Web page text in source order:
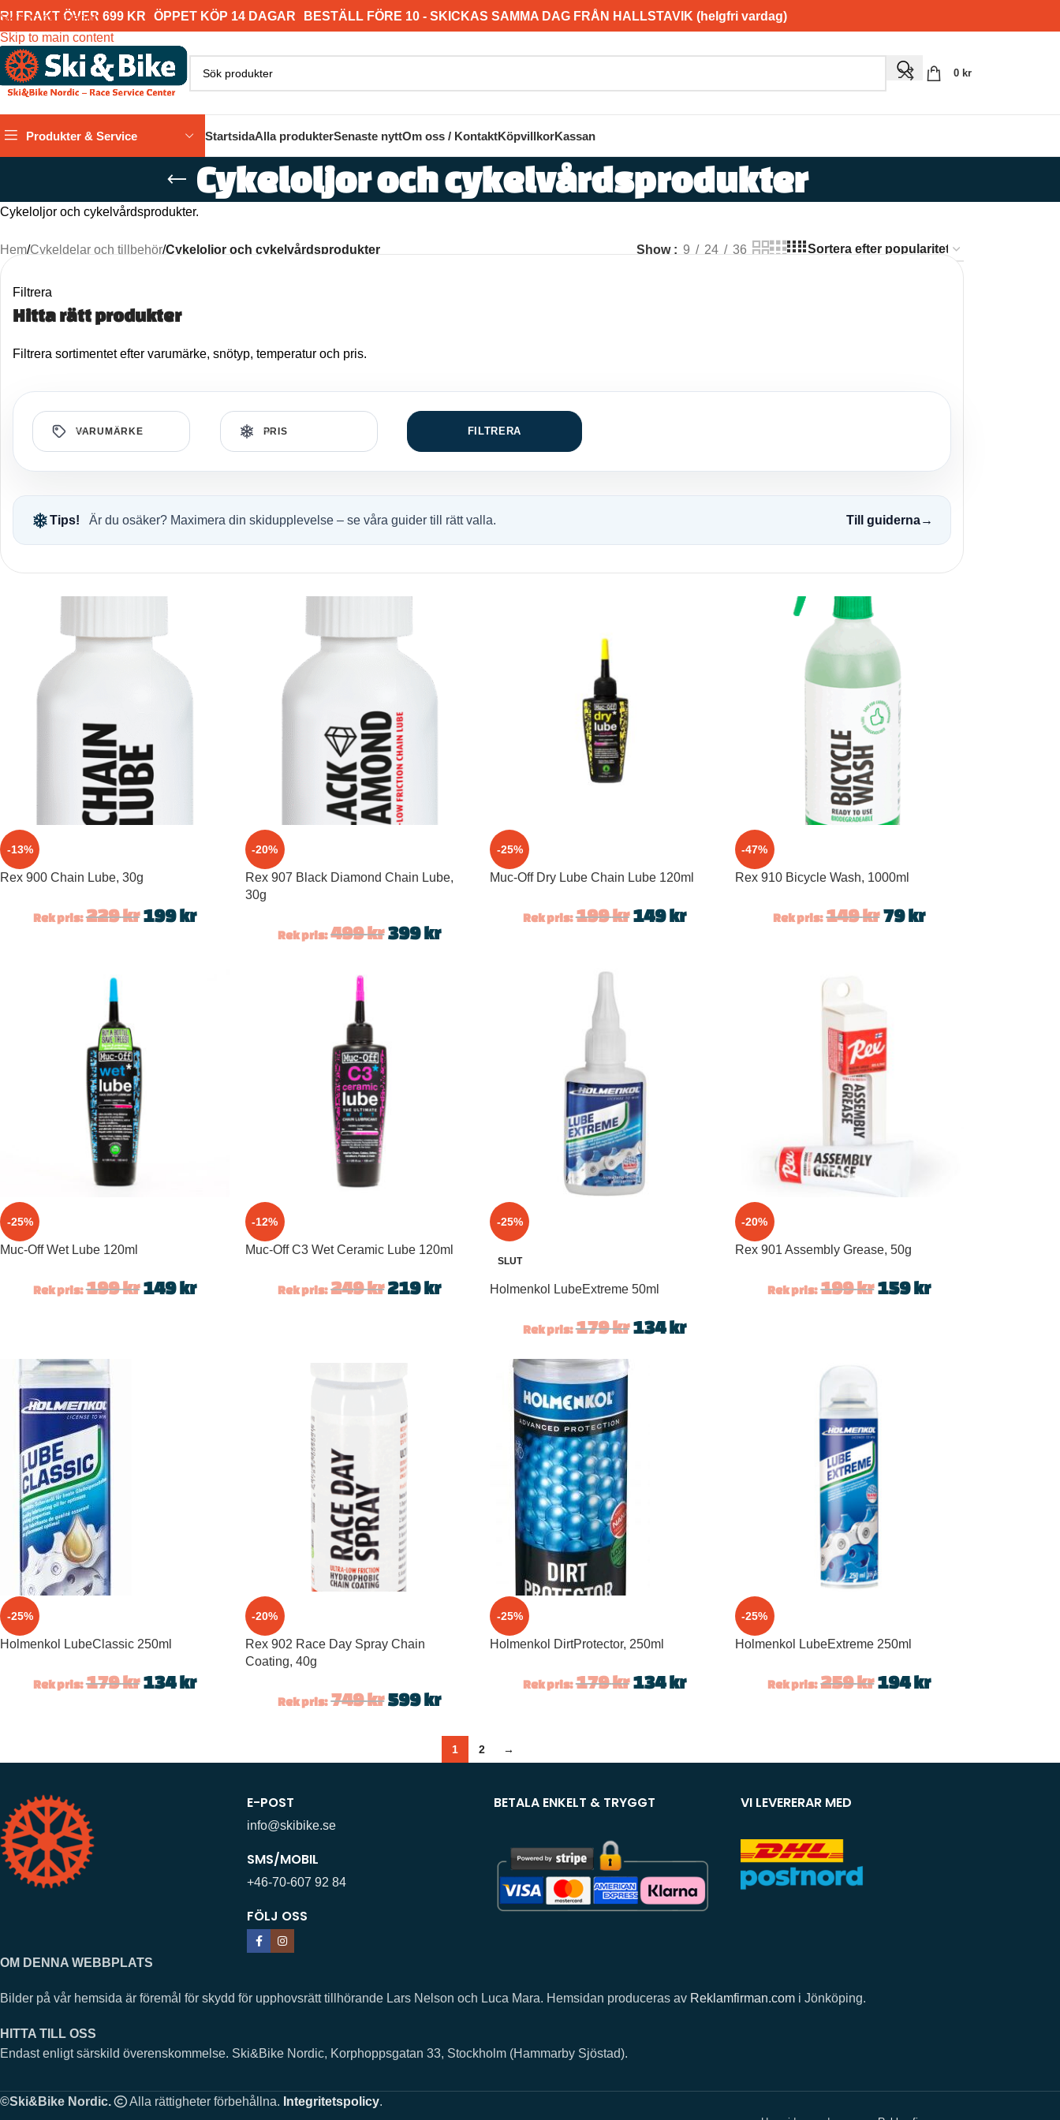
Skip to navigation
Skip to main content
FRAKT ÖVER 699 KR ÖPPET KÖP 14 DAGAR BESTÄLL FÖRE 10 - SKICKAS SAMMA DAG FRÅN HALLSTAVIK (helgfri vardag)
0 kr
Produkter & Service StartsidaAlla produkterSenaste nyttOm oss / KontaktKöpvillkorKassan
Cykeloljor och cykelvårdsprodukter
Cykeloljor och cykelvårdsprodukter.
Hem/Cykeldelar och tillbehör/Cykeloljor och cykelvårdsprodukter Show 9 24 36
Filtrera
Hitta rätt produkter
Filtrera sortimentet efter varumärke, snötyp, temperatur och pris.
VARUMÄRKE PRIS FILTRERA
Tips! Är du osäker? Maximera din skidupplevelse – se våra guider till rätt valla. Till guiderna→
-13%
Rex 900 Chain Lube, 30g
Rek pris: 229kr 199kr
-20%
Rex 907 Black Diamond Chain Lube,
30g
Rek pris: 499kr399kr
-25%
Muc-Off Dry Lube Chain Lube 120ml
Rek pris: 199kr 149kr
-47%
Rex 910 Bicycle Wash, 1000ml
Rek pris: 149kr79kr
-25%
Muc-Off Wet Lube 120ml
Rek pris: 199kr 149kr
-12%
Muc-Off C3 Wet Ceramic Lube 120ml
Rek pris: 249kr219kr
-25%
SLUT
Holmenkol LubeExtreme 50ml
Rek pris: 179kr 134kr
-20%
Rex 901 Assembly Grease, 50g
Rek pris: 199kr159kr
-25%
Holmenkol LubeClassic 250ml
Rek pris: 179kr 134kr
-20%
Rex 902 Race Day Spray Chain
Coating, 40g
Rek pris: 749kr599kr
-25%
Holmenkol DirtProtector, 250ml
Rek pris: 179kr 134kr
-25%
Holmenkol LubeExtreme 250ml
Rek pris: 259kr194kr
1 2 →
E-POST
info@skibike.se
SMS/MOBIL
+46-70-607 92 84
FÖLJ OSS
BETALA ENKELT & TRYGGT VI LEVERERAR MED
OM DENNA WEBBPLATS
Bilder på vår hemsida är föremål för skydd för upphovsrätt tillhörande Lars Nelson och Luca Mara. Hemsidan produceras av Reklamfirman.com i Jönköping.
HITTA TILL OSS
Endast enligt särskild överenskommelse. Ski&Bike Nordic, Korphoppsgatan 33, Stockholm (Hammarby Sjöstad).
©Ski&Bike Nordic. Alla rättigheter förbehållna. Integritetspolicy.